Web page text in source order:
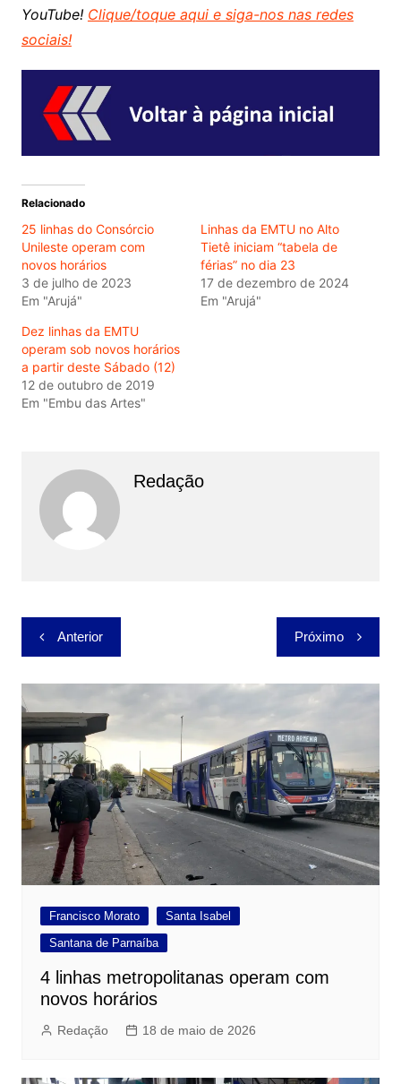
YouTube! Clique/toque aqui e siga-nos nas redes
sociais!
Relacionado
25 linhas do Consórcio
Unileste operam com
novos horários
3 de julho de 2023
Em "Arujá"
Linhas da EMTU no Alto
Tietê iniciam “tabela de
férias” no dia 23
17 de dezembro de 2024
Em "Arujá"
Dez linhas da EMTU
operam sob novos horários
a partir deste Sábado (12)
12 de outubro de 2019
Em "Embu das Artes"
Redação
Navegação
de
Post
Anterior Próximo
Francisco Morato
Santa Isabel
Santana de Parnaíba
4 linhas metropolitanas operam com
novos horários
Redação 18 de maio de 2026